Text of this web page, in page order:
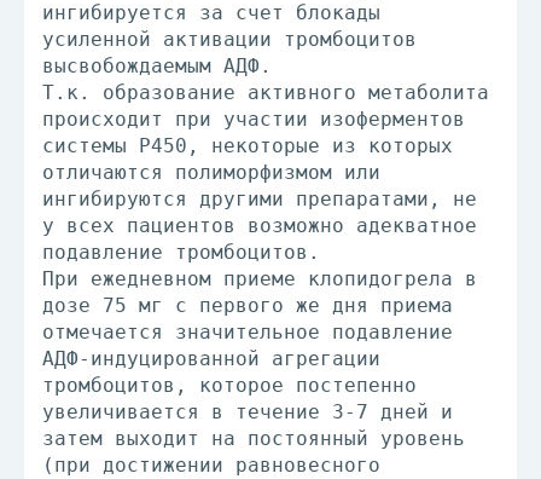
ингибируется за счет блокады
усиленной активации тромбоцитов
высвобождаемым АДФ.
Т.к. образование активного метаболита
происходит при участии изоферментов
системы Р450, некоторые из которых
отличаются полиморфизмом или
ингибируются другими препаратами, не
у всех пациентов возможно адекватное
подавление тромбоцитов.
При ежедневном приеме клопидогрела в
дозе 75 мг с первого же дня приема
отмечается значительное подавление
АДФ-индуцированной агрегации
тромбоцитов, которое постепенно
увеличивается в течение 3-7 дней и
затем выходит на постоянный уровень
(при достижении равновесного